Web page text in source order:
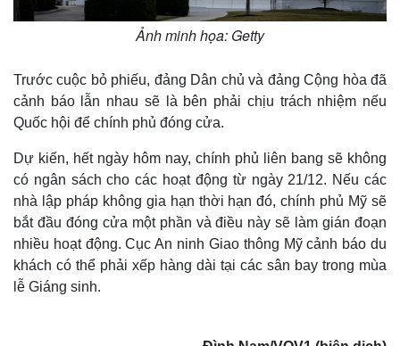
Ảnh minh họa: Getty
Trước cuộc bỏ phiếu, đảng Dân chủ và đảng Cộng hòa đã
cảnh báo lẫn nhau sẽ là bên phải chịu trách nhiệm nếu
Quốc hội để chính phủ đóng cửa.
Dự kiến, hết ngày hôm nay, chính phủ liên bang sẽ không
có ngân sách cho các hoạt động từ ngày 21/12. Nếu các
nhà lập pháp không gia hạn thời hạn đó, chính phủ Mỹ sẽ
bắt đầu đóng cửa một phần và điều này sẽ làm gián đoạn
nhiều hoạt động. Cục An ninh Giao thông Mỹ cảnh báo du
khách có thể phải xếp hàng dài tại các sân bay trong mùa
lễ Giáng sinh.